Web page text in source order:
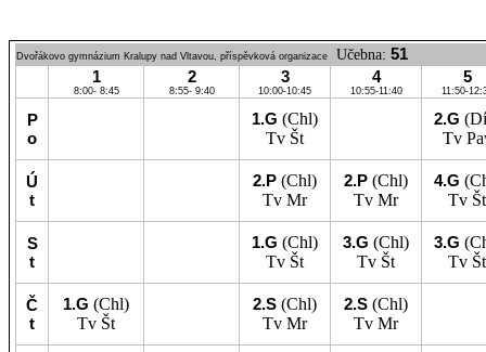
Dvořákovo gymnázium Kralupy nad Vltavou, příspěvková organizace Učebna: 51
1
8:00- 8:45
2
8:55- 9:40
3
10:00-10:45
4
10:55-11:40
5
11:50-
P
o
1.G (Chl)
Tv Št
2.G
Tv
Ú
t
2.P (Chl)
Tv Mr
2.P (Chl)
Tv Mr
4.G
Tv Št
S
t
1.G (Chl)
Tv Št
3.G (Chl)
Tv Št
3.G
Tv Št
Č
t
1.G (Chl)
Tv Št
2.S (Chl)
Tv Mr
2.S (Chl)
Tv Mr